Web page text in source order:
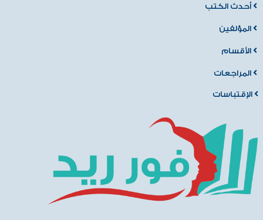
أحدث الكتب
المؤلفين
الأقسام
المراجعات
الإقتباسات